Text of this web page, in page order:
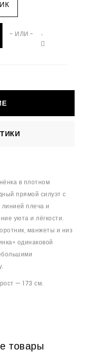
- ИЛИ -
в плотном
прямой силуэт с
плеча и
уюта и лёгкости.
манжеты и низ
одинаковой
— 173 см.
товары